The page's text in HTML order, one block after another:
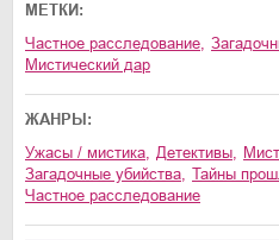
МЕТКИ:
частное расследование,
мистический дар
ЖАНРЫ:
ужасы / мистика, детективы,
загадочные убийства, тайны
частное расследование